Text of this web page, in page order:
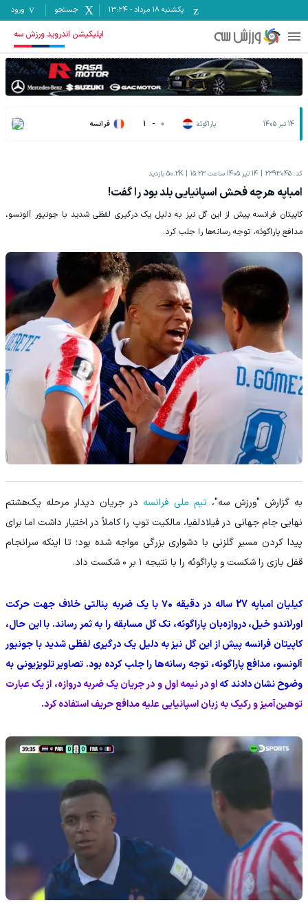
یکشنبه ۱۸ مرداد -
13:24 جستجو ورود
اپلیکیشن اندروید ورزش سه
14 تیر 1405 پاراگوئه 0
-
1 فرانسه
کد: 2393045 14 تیر 1405 ساعت 15:23 50.2K بازدید
امباپه هرچه فحش اسپانیایی بلد بود را گفت!
کاپیتان فرانسه پیش از این گل نیز به دلیل یک درگیری لفظی شدید با جونیور آلونسو،
مدافع پاراگوئه، توجه رسانه‌ها را جلب کرد.
به گزارش "ورزش سه"،تیم ملی فرانسه در جریان دیدار مرحله یک‌هشتم
نهایی جام جهانی در فیلادلفیا، مالکیت توپ را کاملاً در اختیار داشت اما برای
پیدا کردن مسیر گلزنی با دشواری بزرگی مواجه شده بود؛ تا اینکه سرانجام
قفل بازی را شکست و پاراگوئه را با نتیجه ۱ بر ۰ شکست داد.
کیلیان امباپه 27 ساله در دقیقه ۷۰ با یک ضربه پنالتی خلاف جهت حرکت
اورلاندو خیل، دروازه‌بان پاراگوئه، تک گل مسابقه را به ثمر رساند. با این حال،
کاپیتان فرانسه پیش از این گل نیز به دلیل یک درگیری لفظی شدید با جونیور
آلونسو، مدافع پاراگوئه، توجه رسانه‌ها را جلب کرده بود. تصاویر تلویزیونی به
وضوح نشان دادند کهاو در نیمه اول و در جریان یک ضربه دروازه، از یک عبارت
توهین‌آمیز و رکیک به زبان اسپانیایی علیه مدافع حریف استفاده کرد.